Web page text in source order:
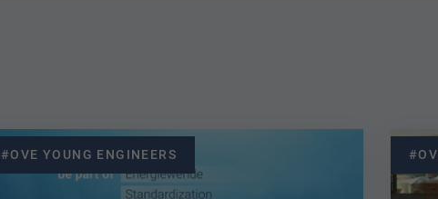
#OVE YOUNG ENGINEERS